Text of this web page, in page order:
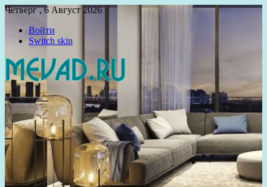
Четверг , 6 Август 2026
Войти
Switch skin